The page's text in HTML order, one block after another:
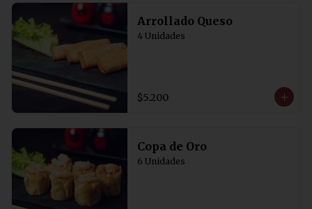
Arrollado Queso
4 Unidades
$5.200
Copa de Oro
6 Unidades